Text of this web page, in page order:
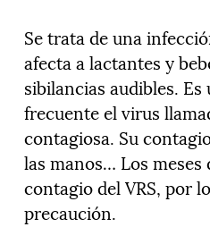
Se trata de una
afecta a lactantes y
sibilancias audibles.
frecuente el virus
contagiosa. Su
las manos… Los
contagio del VRS, por
precaución.